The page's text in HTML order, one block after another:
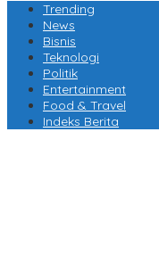
Trending
News
Bisnis
Teknologi
Politik
Entertainment
Food & Travel
Indeks Berita